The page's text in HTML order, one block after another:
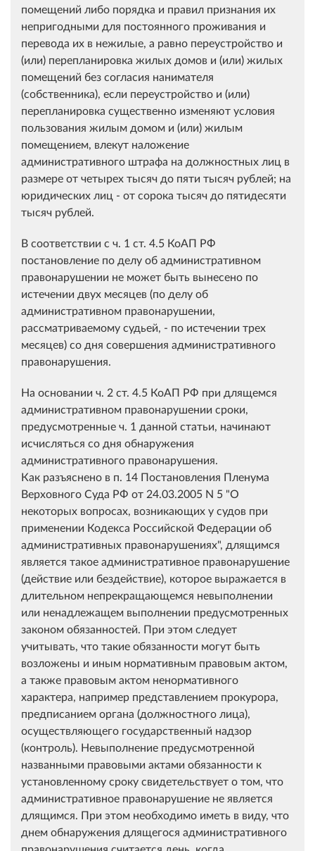
помещений либо порядка и правил признания их
непригодными для постоянного проживания и
перевода их в нежилые, а равно переустройство и
(или) перепланировка жилых домов и (или) жилых
помещений без согласия нанимателя
(собственника), если переустройство и (или)
перепланировка существенно изменяют условия
пользования жилым домом и (или) жилым
помещением, влекут наложение
административного штрафа на должностных лиц в
размере от четырех тысяч до пяти тысяч рублей; на
юридических лиц - от сорока тысяч до пятидесяти
тысяч рублей.
В соответствии с ч. 1 ст. 4.5 КоАП РФ
постановление по делу об административном
правонарушении не может быть вынесено по
истечении двух месяцев (по делу об
административном правонарушении,
рассматриваемому судьей, - по истечении трех
месяцев) со дня совершения административного
правонарушения.
На основании ч. 2 ст. 4.5 КоАП РФ при длящемся
административном правонарушении сроки,
предусмотренные ч. 1 данной статьи, начинают
исчисляться со дня обнаружения
административного правонарушения.
Как разъяснено в п. 14 Постановления Пленума
Верховного Суда РФ от 24.03.2005 N 5 "О
некоторых вопросах, возникающих у судов при
применении Кодекса Российской Федерации об
административных правонарушениях", длящимся
является такое административное правонарушение
(действие или бездействие), которое выражается в
длительном непрекращающемся невыполнении
или ненадлежащем выполнении предусмотренных
законом обязанностей. При этом следует
учитывать, что такие обязанности могут быть
возложены и иным нормативным правовым актом,
а также правовым актом ненормативного
характера, например представлением прокурора,
предписанием органа (должностного лица),
осуществляющего государственный надзор
(контроль). Невыполнение предусмотренной
названными правовыми актами обязанности к
установленному сроку свидетельствует о том, что
административное правонарушение не является
длящимся. При этом необходимо иметь в виду, что
днем обнаружения длящегося административного